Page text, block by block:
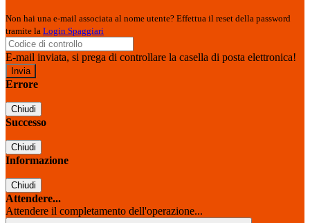
Non hai una e-mail associata al nome utente? Effettua il reset della password
tramite la Login Spaggiari
E-mail inviata, si prega di controllare la casella di posta elettronica!
Errore
Chiudi
Successo
Chiudi
Informazione
Chiudi
Attendere...
Attendere il completamento dell'operazione...